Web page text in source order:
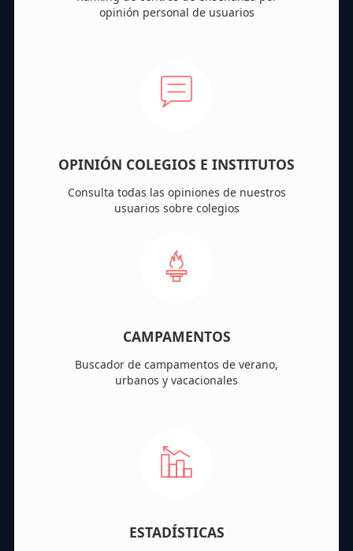
opinión personal de usuarios
OPINIÓN COLEGIOS E INSTITUTOS
Consulta todas las opiniones de nuestros
usuarios sobre colegios
CAMPAMENTOS
Buscador de campamentos de verano,
urbanos y vacacionales
ESTADÍSTICAS